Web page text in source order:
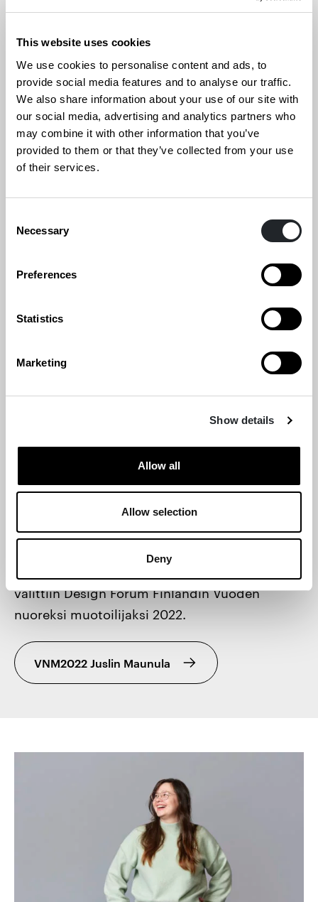
This website uses cookies
We use cookies to personalise content and ads, to
provide social media features and to analyse our traffic.
We also share information about your use of our site with
our social media, advertising and analytics partners who
may combine it with other information that you’ve
provided to them or that they’ve collected from your use
of their services.
Selection
Necessary
Preferences
Statistics
Marketing
Show details
Allow all
Allow selection
Deny
Viime vuosien palkitut
DFF AWARDS
Vuoden nuori
muotoilija 2022: Juslin
Maunula
valittiin Design Forum Finlandin Vuoden
nuoreksi muotoilijaksi 2022.
VNM2022 Juslin Maunula